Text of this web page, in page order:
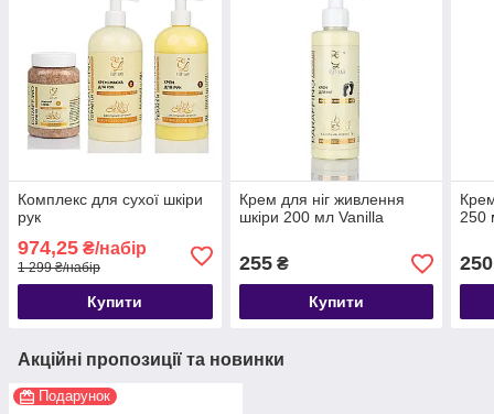
Комплекс для сухої шкіри
рук
974,25 ₴/набір
1 299 ₴/набір
Купити
Крем для ніг живлення
шкіри 200 мл Vanilla
255₴
Купити
250
250
Акційні пропозиції та новинки
Подарунок